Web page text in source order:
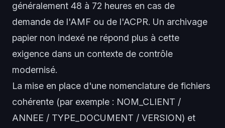
généralement 48 à 72 heures en cas de
demande de l'AMF ou de l'ACPR. Un archivage
papier non indexé ne répond plus à cette
exigence dans un contexte de contrôle
modernisé.
La mise en place d'une nomenclature de fichiers
cohérente (par exemple : NOM_CLIENT /
ANNEE / TYPE_DOCUMENT / VERSION) et